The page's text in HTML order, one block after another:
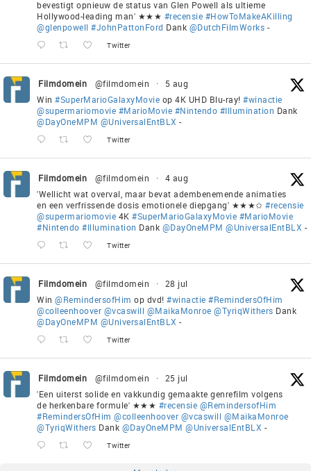
bevestigt opnieuw de status van Glen Powell als ultieme
Hollywood-leading man' ★★★ #recensie #HowToMakeAKilling
@glenpowell #JohnPattonFord Dank @DutchFilmWorks -
Twitter
Filmdomein @filmdomein ·
5 aug
Win #SuperMarioGalaxyMovie op 4K UHD Blu-ray! #winactie
@supermariomovie #MarioMovie #Nintendo #Illumination Dank
@DayOneMPM @UniversalEntBLX -
Twitter
Filmdomein @filmdomein ·
4 aug
'Wellicht wat overval, maar bevat adembenemende animaties
en een verfrissende dosis emotionele diepgang' ★★★✩ #recensie
@supermariomovie 4K #SuperMarioGalaxyMovie #MarioMovie
#Nintendo #Illumination Dank @DayOneMPM @UniversalEntBLX -
Twitter
Filmdomein @filmdomein ·
28 jul
Win @RemindersofHim op dvd! #winactie #RemindersOfHim
@colleenhoover @vcaswill @MaikaMonroe @TyriqWithers Dank
@DayOneMPM @UniversalEntBLX -
Twitter
Filmdomein @filmdomein ·
25 jul
'Een uiterst solide en vakkundig gemaakte genrefilm volgens
de herkenbare formule' ★★★ #recensie @RemindersofHim
#RemindersOfHim @colleenhoover @vcaswill @MaikaMonroe
@TyriqWithers Dank @DayOneMPM @UniversalEntBLX -
Twitter